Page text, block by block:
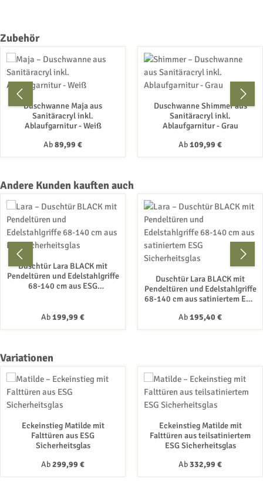
Produktgalerie überspringen
Zubehör
Duschwanne Maja aus
Sanitäracryl inkl.
Ablaufgarnitur - Weiß
Regulärer Preis:
Ab89,99 €
Duschwanne Shimmer aus
Sanitäracryl inkl.
Ablaufgarnitur - Grau
Regulärer Preis:
Ab109,99 €
Produktgalerie überspringen
Andere Kunden kauften auch
Duschtür Lara BLACK mit
Pendeltüren und Edelstahlgriffe
68-140 cm aus ESG
Regulärer Preis:
Ab199,99 €
Duschtür Lara BLACK mit
Pendeltüren und Edelstahlgriffe
68-140 cm aus satiniertem ESG
Regulärer Preis:
Ab195,40 €
Produktgalerie überspringen
Variationen
Eckeinstieg Matilde mit
Falttüren aus ESG
Sicherheitsglas
Regulärer Preis:
Ab299,99 €
Eckeinstieg Matilde mit
Falttüren aus teilsatiniertem
ESG Sicherheitsglas
Regulärer Preis:
Ab 332,99 €